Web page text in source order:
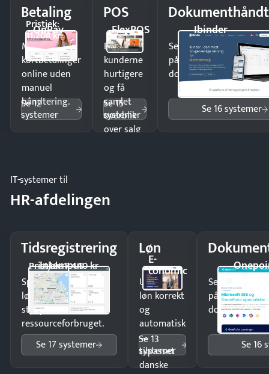
Betaling
OnPay
Pristjek:
11.208 kr
Modtag
kortbetalinger
online uden
manuel
håndtering.
Se 12
systemer
POS
FlexPOS
Ekspedér
kunderne
hurtigere
og få
samlet
overblik
over salg
Se 15
systemer
Ibinder
Send kontrakter til
på minutter og mist
dokumenter.
Se 16 systemer
IT-systemer til
HR-afdelingen
Tidsregistrering
Intempus
Pristjek: 7.440 kr
Spar tid på
lønberegning og få
styr på
ressourceforbruget.
Se 17 systemer
Løn
E-
conomic
Udbetal
løn korrekt
og
automatisk
—
tilpasset
danske
Se 13
systemer
Send
på minutter
dokumenter.
Se 16